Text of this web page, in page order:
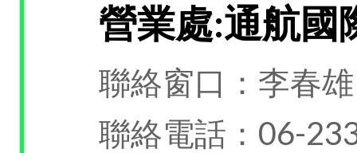
營業處:通航國
聯絡窗口：李春雄
聯絡電話：06-